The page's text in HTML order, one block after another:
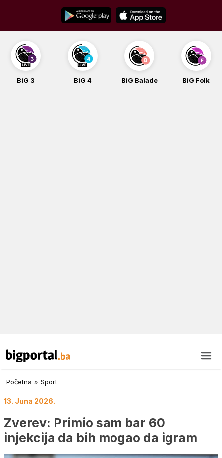
content
BiG 3 BiG 4 BiG Balade BiG Folk
Početna » Sport
13. Juna 2026.
Zverev: Primio sam bar 60
injekcija da bih mogao da igram